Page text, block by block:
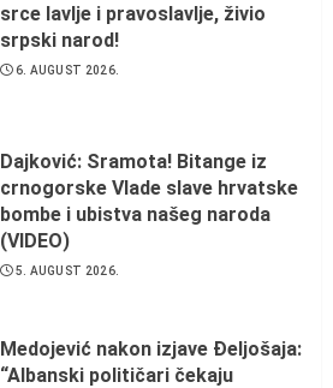
srce lavlje i pravoslavlje, živio
srpski narod!
6. AUGUST 2026.
Dajković: Sramota! Bitange iz
crnogorske Vlade slave hrvatske
bombe i ubistva našeg naroda
(VIDEO)
5. AUGUST 2026.
Medojević nakon izjave Đeljošaja:
“Albanski političari čekaju